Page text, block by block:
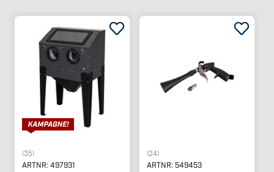
(35)
ARTNR: 497931
(24)
ARTNR: 549453